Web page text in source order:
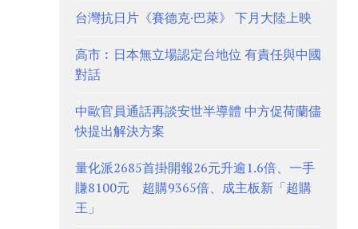
台灣抗日片《賽德克·巴萊》 下月大陸上映
高市︰日本無立場認定台地位 有責任與中國
對話
中歐官員通話再談安世半導體 中方促荷蘭儘
快提出解決方案
量化派2685首掛開報26元升逾1.6倍、一手
賺8100元 超購9365倍、成主板新「超購
王」